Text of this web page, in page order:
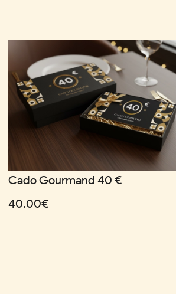
Cado Gourmand 40 €
40.00€